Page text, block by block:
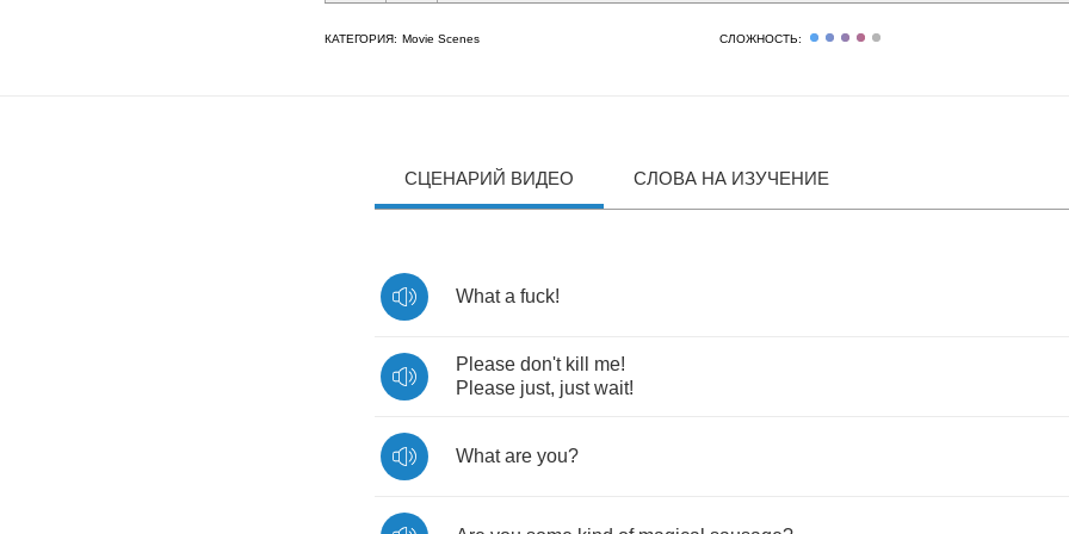
КАТЕГОРИЯ: Movie Scenes СЛОЖНОСТЬ:
СЦЕНАРИЙ ВИДЕО СЛОВА НА ИЗУЧЕНИЕ
What a fuck!
Please don't kill me!
Please just, just wait!
What are you?